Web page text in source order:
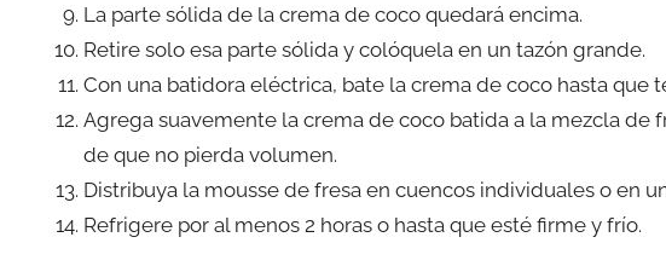
La parte sólida de la crema de coco quedará encima.
Retire solo esa parte sólida y colóquela en un tazón grande.
Con una batidora eléctrica, bate la crema de coco hasta que
Agrega suavemente la crema de coco batida a la mezcla de
de que no pierda volumen.
Distribuya la mousse de fresa en cuencos individuales o en
Refrigere por al menos 2 horas o hasta que esté firme y frío.